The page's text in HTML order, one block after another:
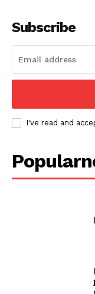
Subscribe
I've read and